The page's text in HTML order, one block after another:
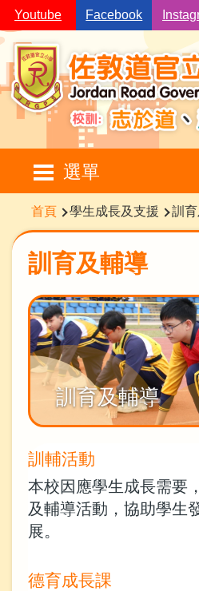
移至主內容
Youtube Facebook
選單
Main
navigation
導
航
連
結
首頁 學生成長及支援 訓育
訓育及輔導
訓育及輔導
訓輔活動
本校因應學生成長需要
及輔導活動，協助學生
展。
德育成長課